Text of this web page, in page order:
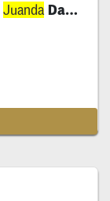
JuandaDan Mcd